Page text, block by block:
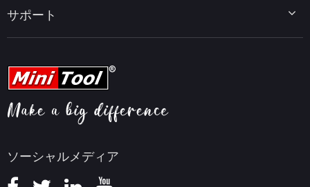
ソーシャルメディア
MiniTool uTube Downloader
PDF編集ヒント
動画編集ヒント
ビデオ変換ヒント
画面録画ヒント
知識ベース
MiniTool ニュースセンター
サポート
ヘルプ